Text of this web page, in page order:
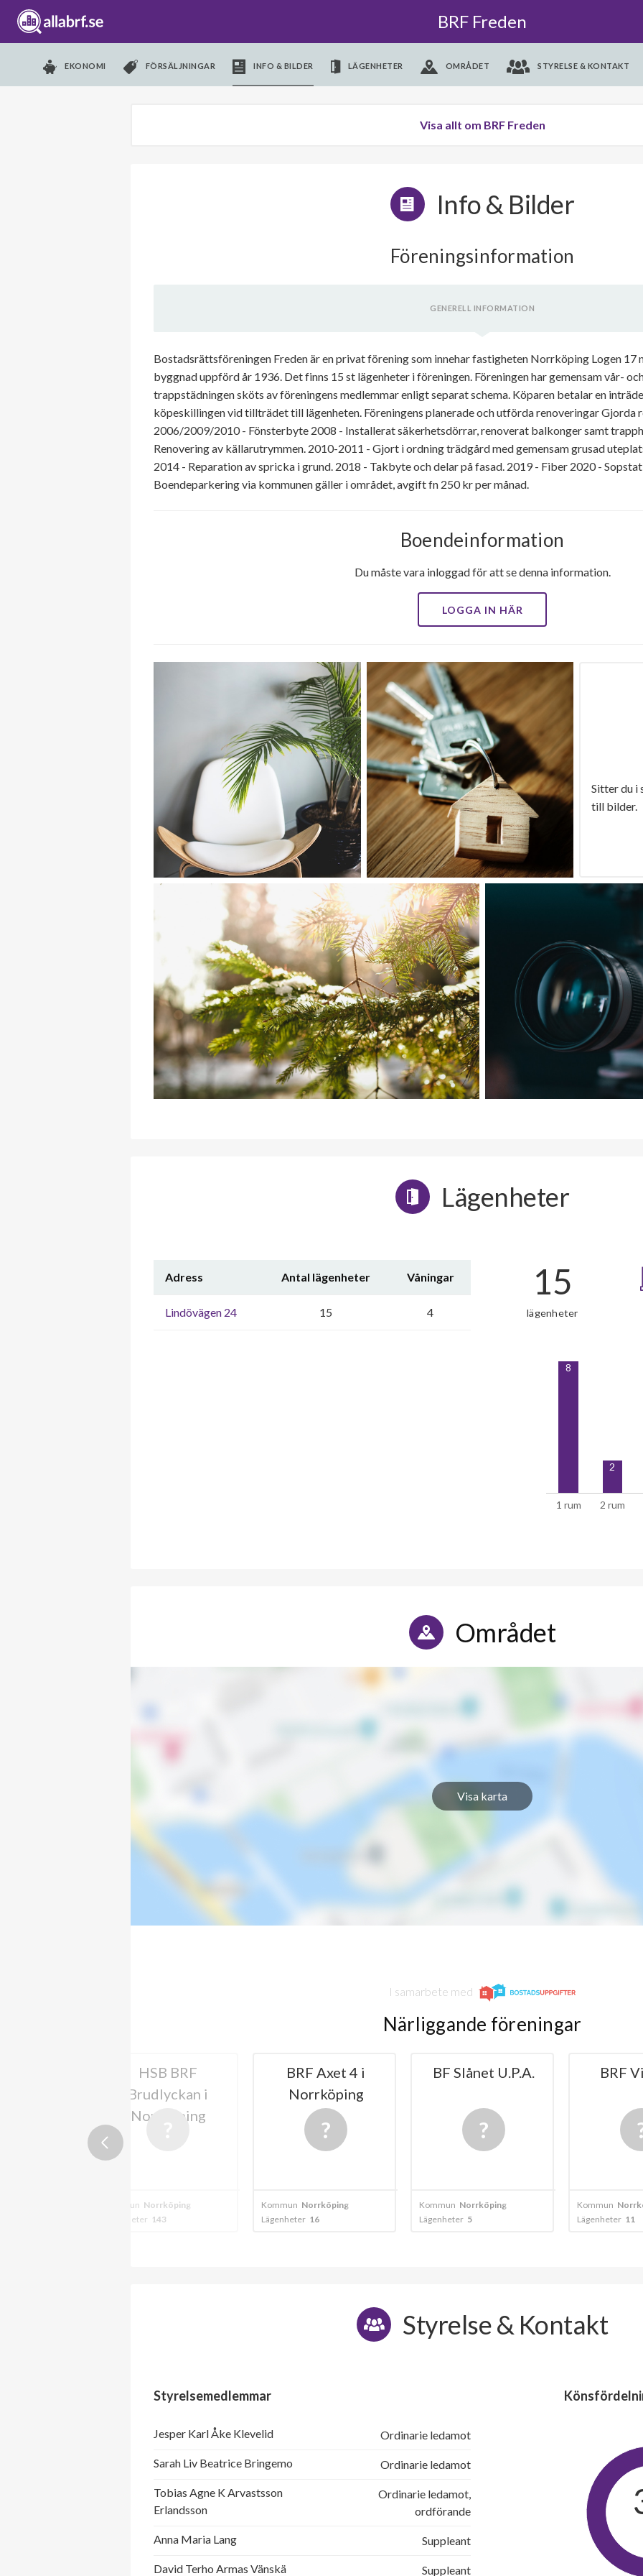
BRF Freden
EKONOMI FÖRSÄLJNINGAR INFO & BILDER LÄGENHETER OMRÅDET STYRELSE & KONTAKT
Visa allt om BRF Freden
Info & Bilder
Föreningsinformation
GENERELL INFORMATION
Bostadsrättsföreningen Freden är en privat förening som innehar fastigheten Norrköping Logen 17
byggnad uppförd år 1936. Det finns 15 st lägenheter i föreningen. Föreningen har gemensam vår-
trappstädningen sköts av föreningens medlemmar enligt separat schema. Köparen betalar en
köpeskillingen vid tillträdet till lägenheten. Föreningens planerade och utförda renoveringar Gjorda
2006/2009/2010 - Fönsterbyte 2008 - Installerat säkerhetsdörrar, renoverat balkonger samt
Renovering av källarutrymmen. 2010-2011 - Gjort i ordning trädgård med gemensam grusad
2014 - Reparation av spricka i grund. 2018 - Takbyte och delar på fasad. 2019 - Fiber 2020 -
Boendeparkering via kommunen gäller i området, avgift fn 250 kr per månad.
Boendeinformation
Du måste vara inloggad för att se denna information.
LOGGA IN HÄR
Sitter du i
till bilder.
Lägenheter
Adress Antal lägenheter Våningar
Lindövägen 24 15 4
15
lägenheter
1 rum 2 rum
8
2
Området
Visa karta
I samarbete med
Närliggande föreningar
BRF Axet 4 i
Norrköping
Kommun Norrköping
Lägenheter 16
BF Slånet U.P.A.
Kommun Norrköping
Lägenheter 5
BRF Vimpeln
Kommun Norrköping
Lägenheter
BRF
Kommun
Lägenheter 17
Styrelse & Kontakt
Styrelsemedlemmar
Jesper Karl Åke Klevelid Ordinarie ledamot
Sarah Liv Beatrice Bringemo Ordinarie ledamot
Tobias Agne K Arvastsson
Erlandsson
Ordinarie ledamot,
ordförande
Anna Maria Lang Suppleant
David Terho Armas Vänskä Suppleant